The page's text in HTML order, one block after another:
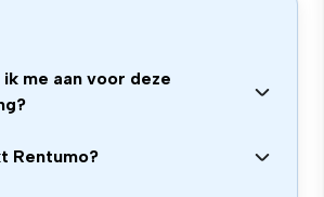
ik me aan voor deze
Rentumo?